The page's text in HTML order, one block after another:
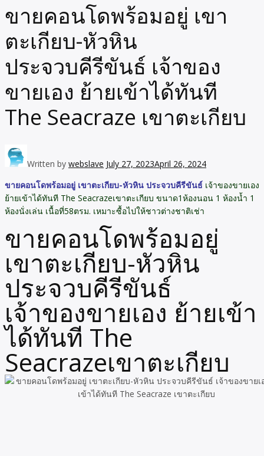
ขายคอนโดพร้อมอยู่ เขา
ตะเกียบ-หัวหิน
ประจวบคีรีขันธ์ เจ้าของ
ขายเอง ย้ายเข้าได้ทันที
The Seacraze เขาตะเกียบ
Written by webslave July 27, 2023April 26, 2024
ขายคอนโดพร้อมอยู่ เขาตะเกียบ-หัวหิน ประจวบคีรีขันธ์ เจ้าของขายเอง
ย้ายเข้าได้ทันที The Seacrazeเขาตะเกียบ ขนาด1ห้องนอน 1 ห้องน้ำ 1
ห้องนั่งเล่น เนื้อที่58ตรม. เหมาะซื้อไปให้ชาวต่างชาติเช่า
ขายคอนโดพร้อมอยู่
เขาตะเกียบ-หัวหิน
ประจวบคีรีขันธ์
เจ้าของขายเอง ย้ายเข้า
ได้ทันที The
Seacrazeเขาตะเกียบ